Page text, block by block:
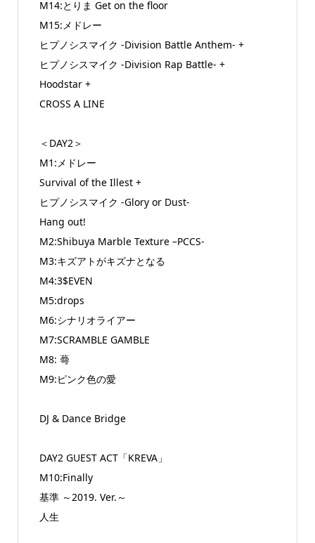
M14:とりま Get on the floor
M15:メドレー
ヒプノシスマイク -Division Battle Anthem- +
ヒプノシスマイク -Division Rap Battle- +
Hoodstar +
CROSS A LINE
＜DAY2＞
M1:メドレー
Survival of the Illest +
ヒプノシスマイク -Glory or Dust-
Hang out!
M2:Shibuya Marble Texture –PCCS-
M3:キズアトがキズナとなる
M4:3$EVEN
M5:drops
M6:シナリオライアー
M7:SCRAMBLE GAMBLE
M8: 蕚
M9:ピンク色の愛
DJ & Dance Bridge
DAY2 GUEST ACT「KREVA」
M10:Finally
基準 ～2019. Ver.～
人生